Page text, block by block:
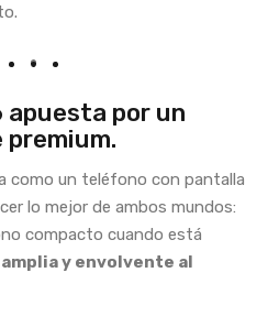
apuesta por un
premium.
como un teléfono con pantalla
lo mejor de ambos mundos:
compacto cuando está
y envolvente al